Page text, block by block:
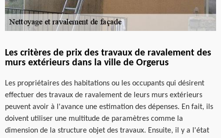
Les critères de prix des travaux de ravalement des
murs extérieurs dans la ville de Orgerus
Les propriétaires des habitations ou les occupants qui désirent
effectuer des travaux de ravalement de leurs murs extérieurs
peuvent avoir à l'avance une estimation des dépenses. En fait, ils
doivent utiliser une multitude de paramètres comme la
dimension de la structure objet des travaux. Ensuite, il y a l'état